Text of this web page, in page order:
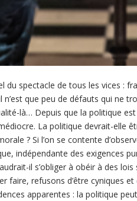
spectacle de tous les vices :
que peu de défauts qui ne
là… Depuis que la politique
La politique devrait-elle
? Si l’on se contente
indépendante des exigences
il s’obliger à obéir à des lois
faire, refusons d’être cyniques
apparentes : la politique